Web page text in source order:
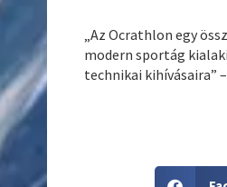
„Az Ocrathlon egy
modern sportág
technikai kihívásaira”